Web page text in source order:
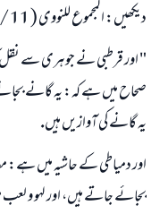
ديكھيں: المجموع للنووى ( 11 / 577 ).
" اور قرطبى نے جوہرى سے نقل
صحاح ميں ہے كہ: يہ گانے
يہ گانے كى آوازيں ہيں.
اور دمياطى كے حاشيہ ميں
بجائے جاتے ہيں، اور لہو و